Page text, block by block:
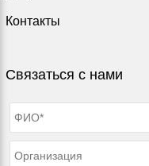
Контакты
Связаться с нами